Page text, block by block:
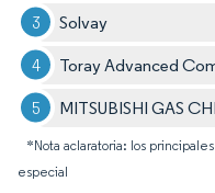
Solvay
Toray Advanced
MITSUBISHI GAS
*Nota aclaratoria: los
especial